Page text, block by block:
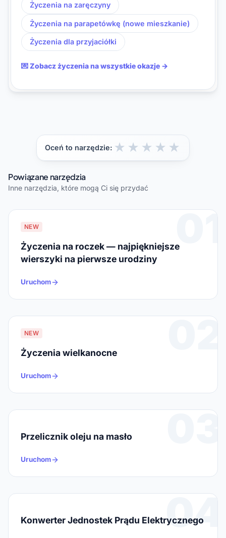
Życzenia na zaręczyny
Życzenia na parapetówkę (nowe mieszkanie)
Życzenia dla przyjaciółki
💌 Zobacz życzenia na wszystkie okazje →
Oceń to narzędzie: ★
★
★
★
★
Powiązane narzędzia
Inne narzędzia, które mogą Ci się przydać
01
NEW
Życzenia na roczek — najpiękniejsze
wierszyki na pierwsze urodziny
Uruchom
02
NEW
Życzenia wielkanocne
Uruchom
03
Przelicznik oleju na masło
Uruchom
04
Konwerter Jednostek Prądu Elektrycznego